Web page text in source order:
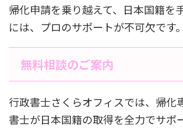
帰化申請を乗り越えて、日本国籍を
には、プロのサポートが不可欠です。
無料相談のご案内
行政書士さくらオフィスでは、帰化
書士が日本国籍の取得を全力でサポ